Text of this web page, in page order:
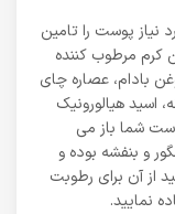
پوست را تامین
کرم مرطوب کننده
بادام، عصاره چای
اسید هیالورونیک
شما باز می
و بنفشه بوده و
از آن برای رطوبت
نمایید.